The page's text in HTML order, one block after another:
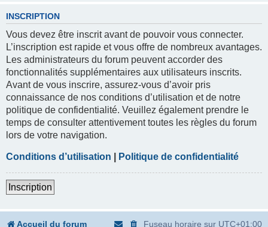
INSCRIPTION
Vous devez être inscrit avant de pouvoir vous connecter.
L’inscription est rapide et vous offre de nombreux avantages.
Les administrateurs du forum peuvent accorder des
fonctionnalités supplémentaires aux utilisateurs inscrits.
Avant de vous inscrire, assurez-vous d’avoir pris
connaissance de nos conditions d’utilisation et de notre
politique de confidentialité. Veuillez également prendre le
temps de consulter attentivement toutes les règles du forum
lors de votre navigation.
Conditions d’utilisation Politique de confidentialité
Inscription
Accueil du forum Fuseau horaire sur UTC+01:00